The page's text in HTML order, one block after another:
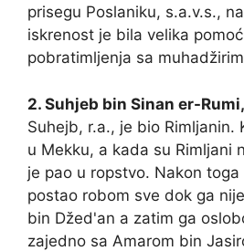
prisegu Poslaniku, s.a.v.s.,
iskrenost je bila velika
pobratimljenja sa
2. Suhjeb bin Sinan er-
Suhejb, r.a., je bio Rimljanin.
u Mekku, a kada su Rimljani
je pao u ropstvo. Nakon
postao robom sve dok ga
bin Džed'an a zatim ga
zajedno sa Amarom bin